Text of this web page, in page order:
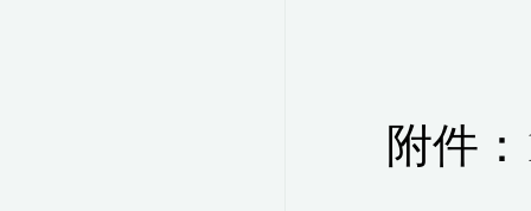
附件：